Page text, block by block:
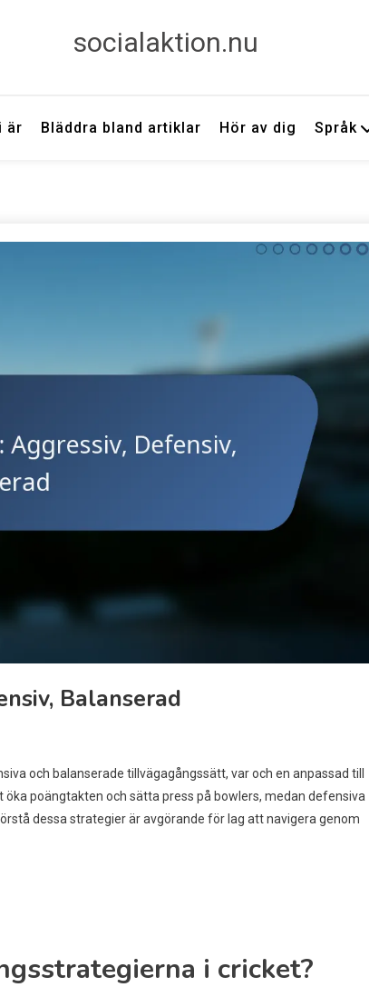
socialaktion.nu
är Bläddra bland artiklar Hör av dig Språk
Balanserad
och balanserade tillvägagångssätt, var och en anpassad till
poängtakten och sätta press på bowlers, medan defensiva
dessa strategier är avgörande för lag att navigera genom
i cricket?